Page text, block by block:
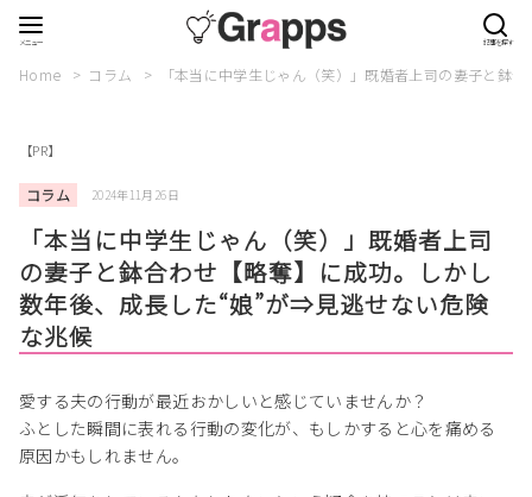
Home コラム 「本当に中学生じゃん（笑）」既婚者上司の妻子と鉢
【PR】
コラム 2024年11月26日
「本当に中学生じゃん（笑）」既婚者上司
の妻子と鉢合わせ【略奪】に成功。しかし
数年後、成長した“娘”が⇒見逃せない危険
な兆候
愛する夫の行動が最近おかしいと感じていませんか？
ふとした瞬間に表れる行動の変化が、もしかすると心を痛める
原因かもしれません。